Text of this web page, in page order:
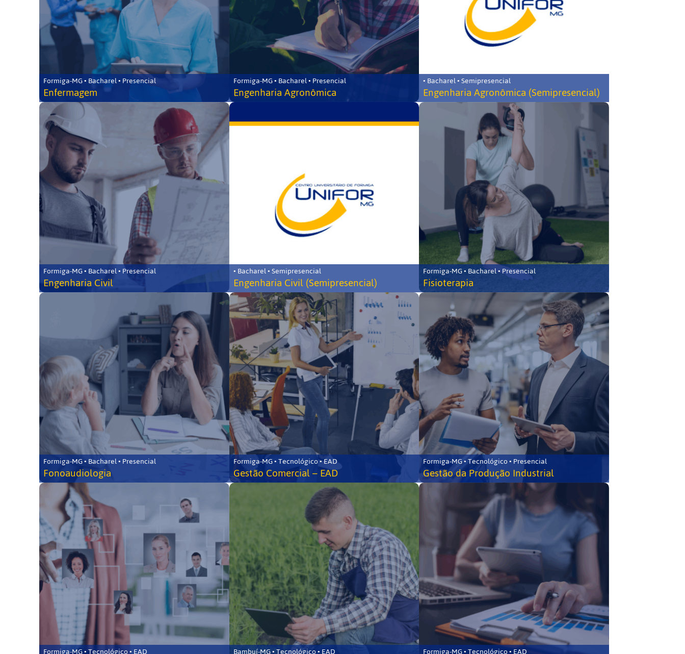
Formiga-MG • Bacharel • Presencial
Enfermagem
Formiga-MG • Bacharel • Presencial
Engenharia Agronômica
• Bacharel • Semipresencial
Engenharia Agronômica (Semipresencial)
Formiga-MG • Bacharel • Presencial
Engenharia Civil
• Bacharel • Semipresencial
Engenharia Civil (Semipresencial)
Formiga-MG • Bacharel • Presencial
Fisioterapia
Formiga-MG • Bacharel • Presencial
Fonoaudiologia
Formiga-MG • Tecnológico • EAD
Gestão Comercial – EAD
Formiga-MG • Tecnológico • Presencial
Gestão da Produção Industrial